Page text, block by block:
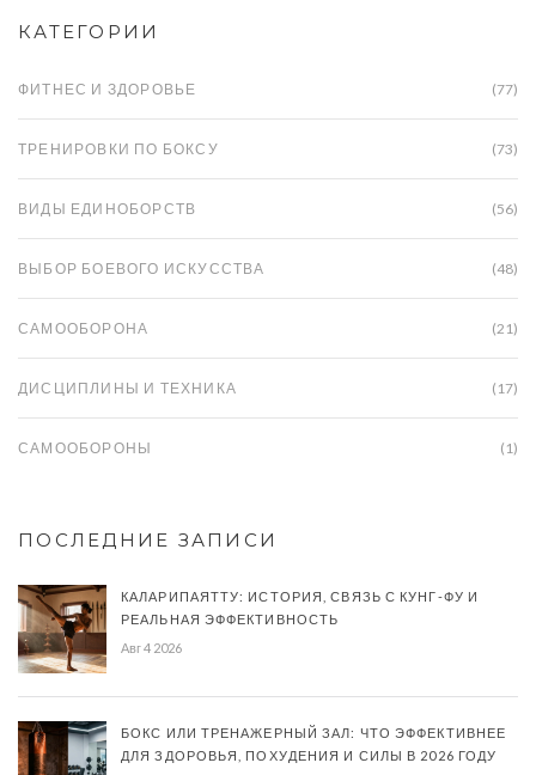
КАТЕГОРИИ
ФИТНЕС И ЗДОРОВЬЕ (77)
ТРЕНИРОВКИ ПО БОКСУ (73)
ВИДЫ ЕДИНОБОРСТВ (56)
ВЫБОР БОЕВОГО ИСКУССТВА (48)
САМООБОРОНА (21)
ДИСЦИПЛИНЫ И ТЕХНИКА (17)
САМООБОРОНЫ (1)
ПОСЛЕДНИЕ ЗАПИСИ
КАЛАРИПАЯТТУ: ИСТОРИЯ, СВЯЗЬ С КУНГ-ФУ И
РЕАЛЬНАЯ ЭФФЕКТИВНОСТЬ
Авг 4 2026
БОКС ИЛИ ТРЕНАЖЕРНЫЙ ЗАЛ: ЧТО ЭФФЕКТИВНЕЕ
ДЛЯ ЗДОРОВЬЯ, ПОХУДЕНИЯ И СИЛЫ В 2026 ГОДУ